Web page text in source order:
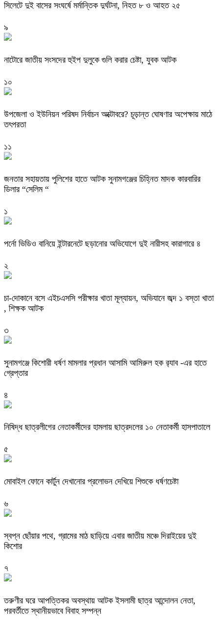
সিলেটে দুই বাসের সংঘর্ষে মর্মান্তিক দুর্ঘটনা, নিহত ৮ ও আহত ২৫
৯
নাটোরে জাতীয় সংসদের হুইপ দুলুকে গুলি করার চেষ্টা, যুবক আটক
১০
উপজেলা ও ইউনিয়ন পরিষদ নির্বাচন অক্টোবরে? চূড়ান্ত ঘোষণার অপেক্ষায় মাঠে
তৎপরতা
১১
জনতার সহায়তায় পুলিশের হাতে আটক সুনামগঞ্জের চিহ্নিত মাদক কারবারির
ডিলার “সেলিম “
১
পর্নো ভিডিও বানিয়ে ইন্টারনেটে ছড়ানোর অভিযোগে দুই নারীসহ কারাগারে ৪
২
চা-দোকানে বসে এইচএসসি পরীক্ষার খাতা মূল্যায়ন, অভিযানে জব্দ ১ বস্তা খাতা
, শিক্ষক আটক
৩
‎সুনামগঞ্জে কিশোরী ধর্ষণ মামলার প্রধান আসামি আমিরুল হক র‌্যাব -এর হাতে
গ্রেপ্তার
৪
নিষিদ্ধ ছাত্রলীগের নেতাকর্মীদের হামলায় ছাত্রদলের ১০ নেতাকর্মী হাসপাতালে
৫
মোবাইল ফোনে কার্টুন দেখানোর প্রলোভন দেখিয়ে শিশুকে ধর্ষণচেষ্টা
৬
স্বপ্ন ছোঁয়ার পথে, গ্রামের মাঠ ছাড়িয়ে এবার জাতীয় মঞ্চে দিরাইয়ের দুই
কিশোর
৭
তরুণীর ঘরে আপত্তিকর অবস্থায় আটক ইসলামী ছাত্র আন্দোলন নেতা,
পরবর্তীতে স্থানীয়ভাবে বিবাহ সম্পন্ন